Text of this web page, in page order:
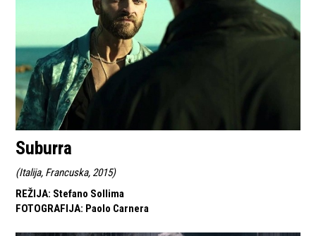
Suburra
(Italija, Francuska, 2015)
REŽIJA: Stefano Sollima
FOTOGRAFIJA: Paolo Carnera